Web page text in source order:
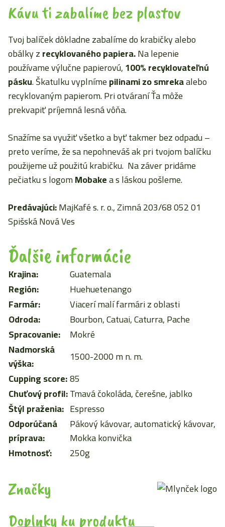
Kávu ti zabalíme bez plastov
Tvoj balíček dôkladne zabalíme do krabičky alebo
obálky zrecyklovaného papiera.Na lepenie
používame výlučne papierovú,100% recyklovateľnú
pásku. Škatulku vyplnímepilinami zo smrekaalebo
recyklovaným papierom. Pri otváraní Ťa môže
prekvapiť príjemná lesná vôňa.
Snažíme sa využiť všetko a byť takmer bez odpadu –
preto veríme, že sa nepohneváš ak pri tvojom balíčku
použijeme už použitú krabičku. Na záver pridáme
pečiatku s logomMobakea s láskou pošleme.
Predávajúci:MajKafé s. r. o., Zimná 203/68 052 01
Spišská Nová Ves
Ďalšie informácie
Krajina:
Guatemala
Región:
Huehuetenango
Farmár:
Viacerí malí farmári z oblasti
Odroda:
Bourbon, Catuai, Caturra, Pache
Spracovanie:
Mokré
Nadmorská
výška:
1500-2000 m n. m.
Cupping score:85
Chuťový profil:Tmavá čokoláda, čerešne, jablko
Štýl praženia: Espresso
Odporúčaná
príprava:
Pákový kávovar, automatický kávovar,
Mokka konvička
Hmotnosť:
250g
Značky
Doplnky ku produktu